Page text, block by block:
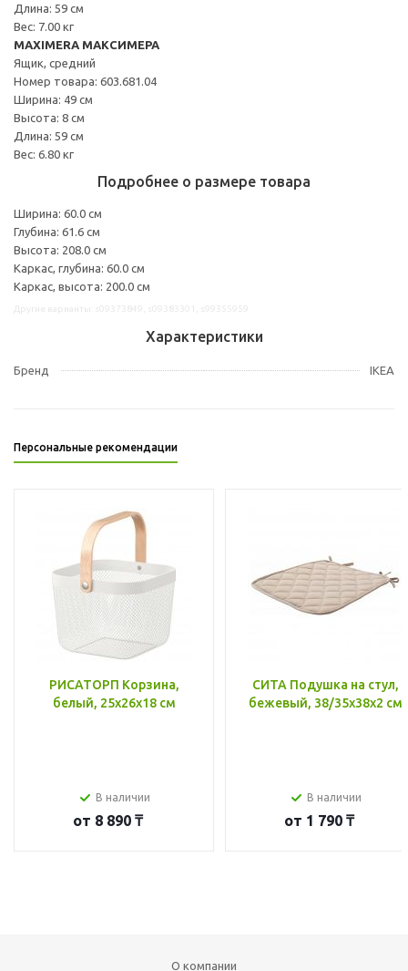
Длина: 59 см
Вес: 7.00 кг
MAXIMERA МАКСИМЕРА
Ящик, средний
Номер товара: 603.681.04
Ширина: 49 см
Высота: 8 см
Длина: 59 см
Вес: 6.80 кг
Подробнее о размере товара
Ширина: 60.0 см
Глубина: 61.6 см
Высота: 208.0 см
Каркас, глубина: 60.0 см
Каркас, высота: 200.0 см
Характеристики
Бренд IKEA
Персональные рекомендации
РИСАТОРП Корзина,
белый, 25x26x18 см
В наличии
от 8 890 ₸
СИТА Подушка на стул,
бежевый, 38/35x38x2 см
В наличии
от 1 790 ₸
О компании